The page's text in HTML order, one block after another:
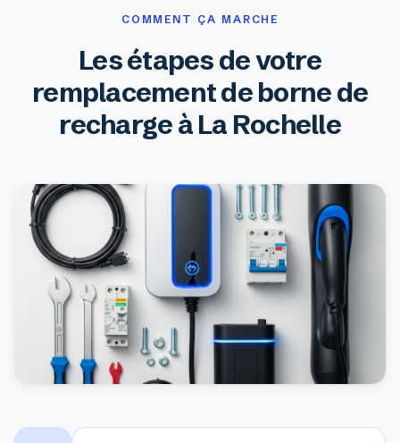
COMMENT ÇA MARCHE
Les étapes de votre
remplacement de borne de
recharge à La Rochelle